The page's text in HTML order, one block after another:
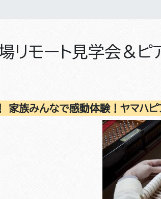
リモート見学会＆ピ
家族みんなで感動体験！ヤマハピ